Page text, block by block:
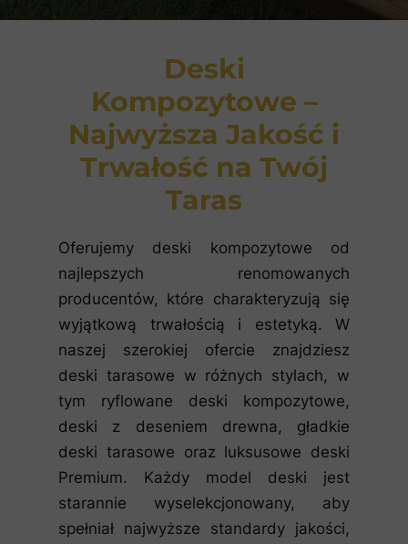
Deski
Kompozytowe –
Najwyższa Jakość i
Trwałość na Twój
Taras
Oferujemy deski kompozytowe od
najlepszych renomowanych
producentów, które charakteryzują się
wyjątkową trwałością i estetyką. W
naszej szerokiej ofercie znajdziesz
deski tarasowe w różnych stylach, w
tym ryflowane deski kompozytowe,
deski z deseniem drewna, gładkie
deski tarasowe oraz luksusowe deski
Premium. Każdy model deski jest
starannie wyselekcjonowany, aby
spełniał najwyższe standardy jakości,